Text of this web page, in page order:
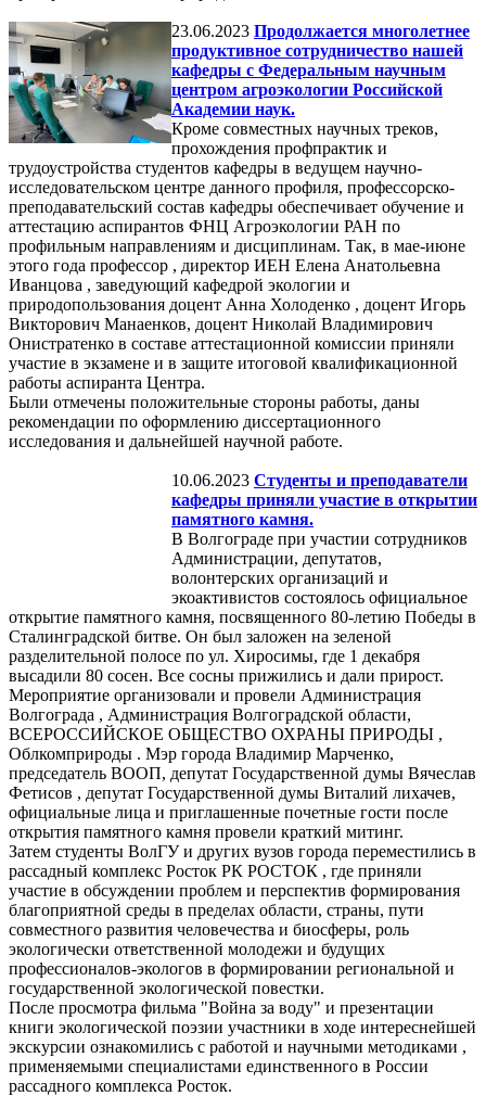
23.06.2023 Продолжается многолетнее
продуктивное сотрудничество нашей
кафедры с Федеральным научным
центром агроэкологии Российской
Академии наук.
Кроме совместных научных треков,
прохождения профпрактик и
трудоустройства студентов кафедры в ведущем научно-
исследовательском центре данного профиля, профессорско-
преподавательский состав кафедры обеспечивает обучение и
аттестацию аспирантов ФНЦ Агроэкологии РАН по
профильным направлениям и дисциплинам. Так, в мае-июне
этого года профессор , директор ИЕН Елена Анатольевна
Иванцова , заведующий кафедрой экологии и
природопользования доцент Анна Холоденко , доцент Игорь
Викторович Манаенков, доцент Николай Владимирович
Онистратенко в составе аттестационной комиссии приняли
участие в экзамене и в защите итоговой квалификационной
работы аспиранта Центра.
Были отмечены положительные стороны работы, даны
рекомендации по оформлению диссертационного
исследования и дальнейшей научной работе.
10.06.2023 Студенты и преподаватели
кафедры приняли участие в открытии
памятного камня.
В Волгограде при участии сотрудников
Администрации, депутатов,
волонтерских организаций и
экоактивистов состоялось официальное
открытие памятного камня, посвященного 80-летию Победы в
Сталинградской битве. Он был заложен на зеленой
разделительной полосе по ул. Хиросимы, где 1 декабря
высадили 80 сосен. Все сосны прижились и дали прирост.
Мероприятие организовали и провели Администрация
Волгограда , Администрация Волгоградской области,
ВСЕРОССИЙСКОЕ ОБЩЕСТВО ОХРАНЫ ПРИРОДЫ ,
Облкомприроды . Мэр города Владимир Марченко,
председатель ВООП, депутат Государственной думы Вячеслав
Фетисов , депутат Государственной думы Виталий лихачев,
официальные лица и приглашенные почетные гости после
открытия памятного камня провели краткий митинг.
Затем студенты ВолГУ и других вузов города переместились в
рассадный комплекс Росток РК РОСТОК , где приняли
участие в обсуждении проблем и перспектив формирования
благоприятной среды в пределах области, страны, пути
совместного развития человечества и биосферы, роль
экологически ответственной молодежи и будущих
профессионалов-экологов в формировании региональной и
государственной экологической повестки.
После просмотра фильма "Война за воду" и презентации
книги экологической поэзии участники в ходе интереснейшей
экскурсии ознакомились с работой и научными методиками ,
применяемыми специалистами единственного в России
рассадного комплекса Росток.